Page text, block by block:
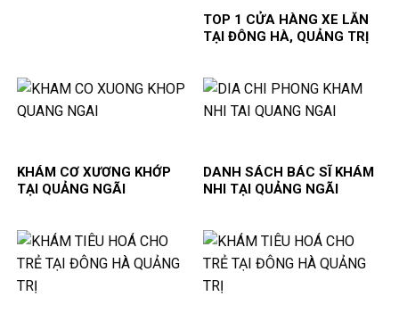
TOP 1 CỬA HÀNG XE LĂN
TẠI ĐÔNG HÀ, QUẢNG TRỊ
KHÁM CƠ XƯƠNG KHỚP
TẠI QUẢNG NGÃI
DANH SÁCH BÁC SĨ KHÁM
NHI TẠI QUẢNG NGÃI